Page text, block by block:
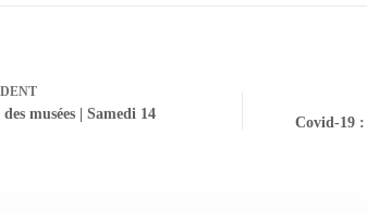
musées | Samedi 14
Covid-19